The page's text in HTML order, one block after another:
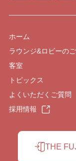
ホーム
ラウンジ&ロビーの
客室
トピックス
よくいただくご質問
採用情報
THE